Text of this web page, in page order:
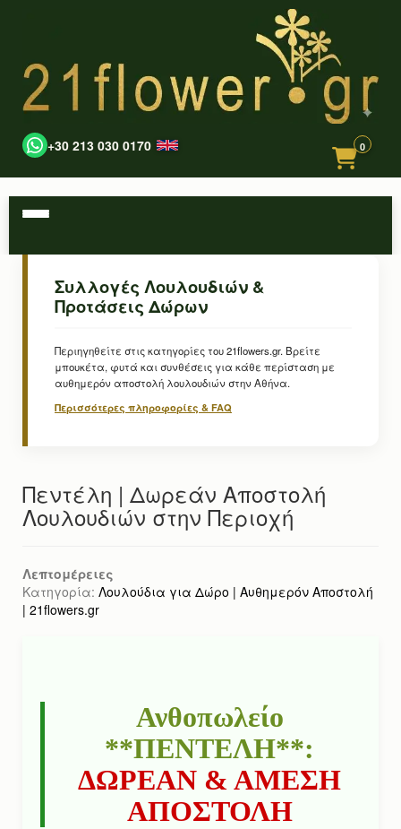
+30 213 030 0170 0
Συλλογές Λουλουδιών &
Προτάσεις Δώρων
Περιηγηθείτε στις κατηγορίες του 21flowers.gr. Βρείτε
μπουκέτα, φυτά και συνθέσεις για κάθε περίσταση με
αυθημερόν αποστολή λουλουδιών στην Αθήνα.
Περισσότερες πληροφορίες & FAQ
Πεντέλη | Δωρεάν Αποστολή
Λουλουδιών στην Περιοχή
Λεπτομέρειες
Κατηγορία: Λουλούδια για Δώρο | Αυθημερόν Αποστολή
| 21flowers.gr
Ανθοπωλείο
**ΠΕΝΤΕΛΗ**:
ΔΩΡΕΑΝ & ΑΜΕΣΗ
ΑΠΟΣΤΟΛΗ